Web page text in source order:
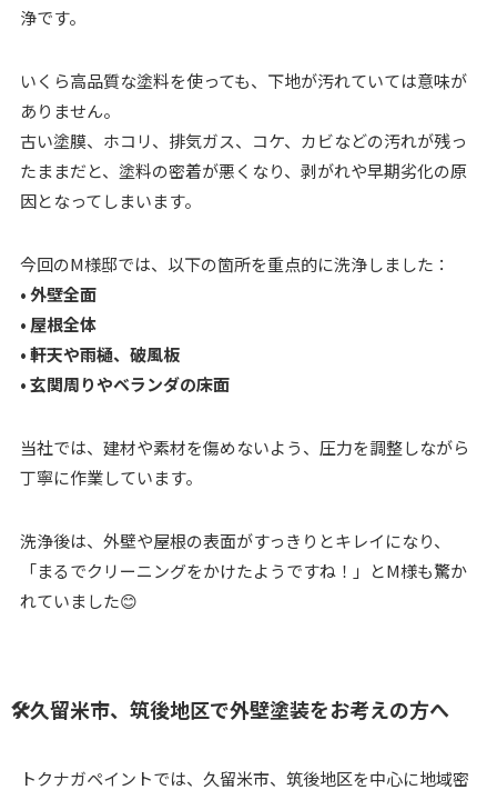
浄です。
いくら高品質な塗料を使っても、下地が汚れていては意味が
ありません。
古い塗膜、ホコリ、排気ガス、コケ、カビなどの汚れが残っ
たままだと、塗料の密着が悪くなり、剥がれや早期劣化の原
因となってしまいます。
今回のM様邸では、以下の箇所を重点的に洗浄しました：
• 外壁全面
• 屋根全体
• 軒天や雨樋、破風板
• 玄関周りやベランダの床面
当社では、建材や素材を傷めないよう、圧力を調整しながら
丁寧に作業しています。
洗浄後は、外壁や屋根の表面がすっきりとキレイになり、
「まるでクリーニングをかけたようですね！」とM様も驚か
れていました😊
🛠久留米市、筑後地区で外壁塗装をお考えの方へ
トクナガペイントでは、久留米市、筑後地区を中心に地域密